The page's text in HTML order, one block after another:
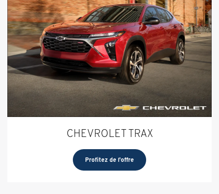
CHEVROLET TRAX
Profitez de l'offre